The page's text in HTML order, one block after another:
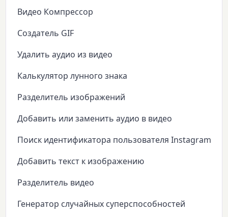
Видео Компрессор
Создатель GIF
Удалить аудио из видео
Калькулятор лунного знака
Разделитель изображений
Добавить или заменить аудио в видео
Поиск идентификатора пользователя Instagram
Добавить текст к изображению
Разделитель видео
Генератор случайных суперспособностей